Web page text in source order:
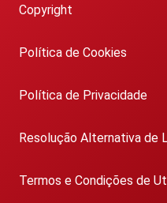
Copyright
Política de Cookies
Política de Privacidade
Resolução Alternativa de
Termos e Condições de